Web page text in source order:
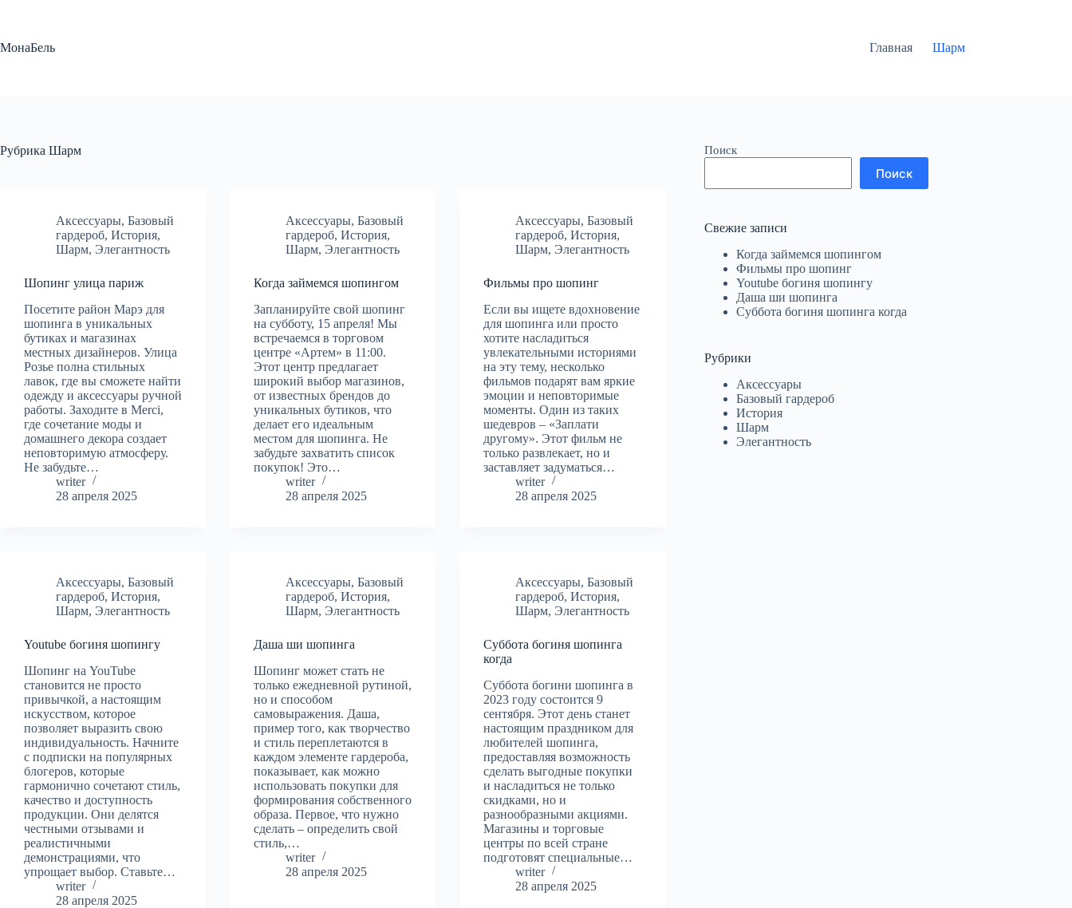
МонаБель
Главная Шарм
Рубрика Шарм
Аксессуары, Базовый
гардероб, История,
Шарм, Элегантность
Шопинг улица париж
Посетите район Марэ для
шопинга в уникальных
бутиках и магазинах
местных дизайнеров. Улица
Розье полна стильных
лавок, где вы сможете найти
одежду и аксессуары ручной
работы. Заходите в Merci,
где сочетание моды и
домашнего декора создает
неповторимую атмосферу.
Не забудьте…
writer
28 апреля 2025
Аксессуары,Базовый
гардероб,История,
Шарм, Элегантность
Когда займемся шопингом
Запланируйте свой шопинг
на субботу, 15 апреля! Мы
встречаемся в торговом
центре «Артем» в 11:00.
Этот центр предлагает
широкий выбор магазинов,
от известных брендов до
уникальных бутиков, что
делает его идеальным
местом для шопинга. Не
забудьте захватить список
покупок! Это…
writer
28 апреля 2025
Аксессуары,Базовый
гардероб,История,
Шарм, Элегантность
Фильмы про шопинг
Если вы ищете вдохновение
для шопинга или просто
хотите насладиться
увлекательными историями
на эту тему, несколько
фильмов подарят вам яркие
эмоции и неповторимые
моменты. Один из таких
шедевров – «Заплати
другому». Этот фильм не
только развлекает, но и
заставляет задуматься…
writer
28 апреля 2025
Аксессуары, Базовый
гардероб, История,
Шарм, Элегантность
Youtube богиня шопингу
Шопинг на YouTube
становится не просто
привычкой, а настоящим
искусством, которое
позволяет выразить свою
индивидуальность. Начните
с подписки на популярных
блогеров, которые
гармонично сочетают стиль,
качество и доступность
продукции. Они делятся
честными отзывами и
реалистичными
демонстрациями, что
упрощает выбор. Ставьте…
writer
28 апреля 2025
Аксессуары,Базовый
гардероб,История,
Шарм, Элегантность
Даша ши шопинга
Шопинг может стать не
только ежедневной рутиной,
но и способом
самовыражения. Даша,
пример того, как творчество
и стиль переплетаются в
каждом элементе гардероба,
показывает, как можно
использовать покупки для
формирования собственного
образа. Первое, что нужно
сделать – определить свой
стиль,…
writer
28 апреля 2025
Аксессуары,Базовый
гардероб,История,
Шарм, Элегантность
Суббота богиня шопинга
когда
Суббота богини шопинга в
2023 году состоится 9
сентября. Этот день станет
настоящим праздником для
любителей шопинга,
предоставляя возможность
сделать выгодные покупки
и насладиться не только
скидками, но и
разнообразными акциями.
Магазины и торговые
центры по всей стране
подготовят специальные…
writer
28 апреля 2025
Поиск
Поиск
Свежие записи
Когда займемся шопингом
Фильмы про шопинг
Youtube богиня шопингу
Даша ши шопинга
Суббота богиня шопинга когда
Рубрики
Аксессуары
Базовый гардероб
История
Шарм
Элегантность